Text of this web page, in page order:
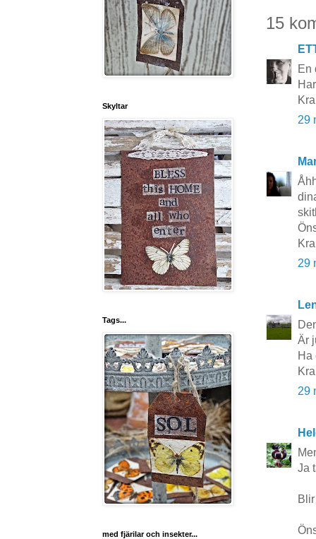
15
En
29
29
Är
Ha
29
Ja
Skyltar
Tags...
med fjärilar och insekter...